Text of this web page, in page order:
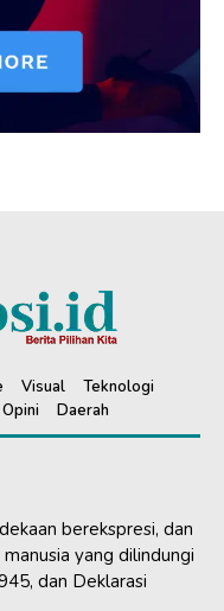
Visual
Teknologi
Opini Daerah
berekspresi, dan
yang dilindungi
dan Deklarasi